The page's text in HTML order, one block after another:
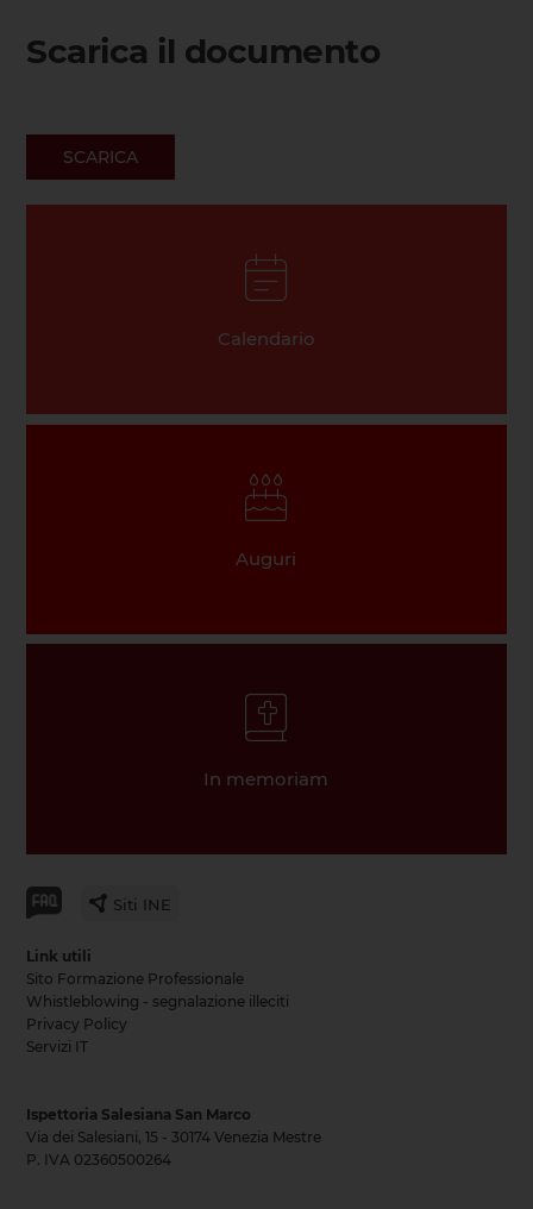
Scarica il documento
SCARICA
Calendario
Auguri
In memoriam
Siti INE
Link utili
Sito Formazione Professionale
Whistleblowing - segnalazione illeciti
Privacy Policy
Servizi IT
Ispettoria Salesiana San Marco
Via dei Salesiani, 15 - 30174 Venezia Mestre
P. IVA 02360500264